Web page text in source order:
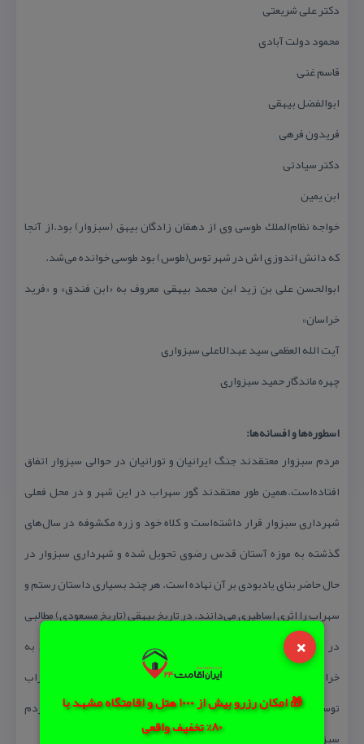
×
🎁 امکان رزرو بیش از 1000 هتل و اقامتگاه مشهد با
80% تخفیف واقعی
دكتر علی شریعتی
محمود دولت آبادی
قاسم غنی
ابوالفضل بیهقی
فریدون فرهی
دكتر سیادتی
ابن یمین
خواجه نظام‌الملك طوسی وی از دهقان زادگان بیهق (سبزوار) بود.از آنجا
كه دانش اندوزی اش در شهر توس(طوس) بود طوسی خوانده می‌شد.
ابوالحسن علی بن زید ابن محمد بیهقی معروف به «ابن فندق» و «فرید
خراسان»
آیت الله العظمی سید عبدالاعلی سبزواری
چهره ماندگار حمید سبزواری
اسطوره‌ها و افسانه‌ها:
مردم سبزوار معتقدند جنگ ایرانیان و تورانیان در حوالی سبزوار اتفاق
افتاده‌است.همین طور معتقدند گور سهراب در این شهر و در محل فعلی
شهرداری سبزوار قرار داشته‌است و كلاه خود و زره مكشوفه در سال‌های
گذشته به موزه آستان قدس رضوی تحویل شده و شهرداری سبزوار در
حال حاضر بنای یادبودی بر آن نهاده‌ است. هر چند بسیاری داستان رستم و
سهراب را اثری اساطیری می‌دانند. در تاریخ بیهقی (تاریخ مسعودی) مطالبی
در این خصوص آمده‌است و در شرح مسافرت شاه طهماسب صفوی به
خراسان و گذرش از شهر سبزوار به هنگام اجرای نمایش رستم و سهراب
توسط كسانی كه برای خیر مقدم به پیشواز شاه آمده‌اند از اینكه مردم
سبزوار این گونه با شاهنامه و مضامین آن آشنایند متعجب می‌شود.